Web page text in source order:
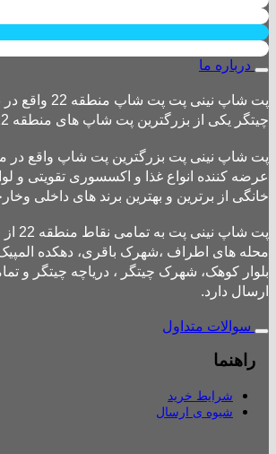
درباره ما
پت شاپ نینی پت پت
چیتگر یکی از بزرگترین پت شاپ های منطقه 22 است
پت شاپ نینی پت بزرگترین پت شاپ واقع در
عرضه کننده انواع غذا و اکسسوری تقویتی و
خانگی از برترین و بهترین برند های داخلی
پت
محله های اطراف ،شهرک باقری، دهکده
بلوار کوهک، شهرک چیتگر ، دریاچه چیتگر و
ارسال دارد.
سوالات متداول
راهنما
شرایط خرید
شیوه ی ارسال